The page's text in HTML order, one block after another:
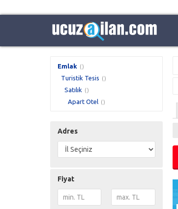
Emlak ()
Turistik Tesis ()
Satılık ()
Apart Otel ()
Adres
Fiyat